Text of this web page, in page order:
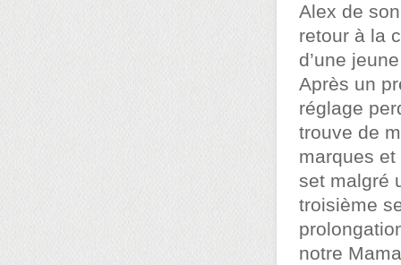
Alex de
retour à la
d’une
Après un
réglage
trouve de
marques
set malgré
troisième
notre